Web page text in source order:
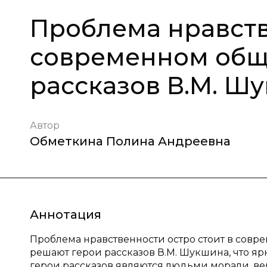
Проблема
современном
рассказов В.М.
Автор
Обметкина Полина Андреевна
Аннотация
Проблема нравственности остро стоит в
решают герои рассказов В.М. Шукшина, что